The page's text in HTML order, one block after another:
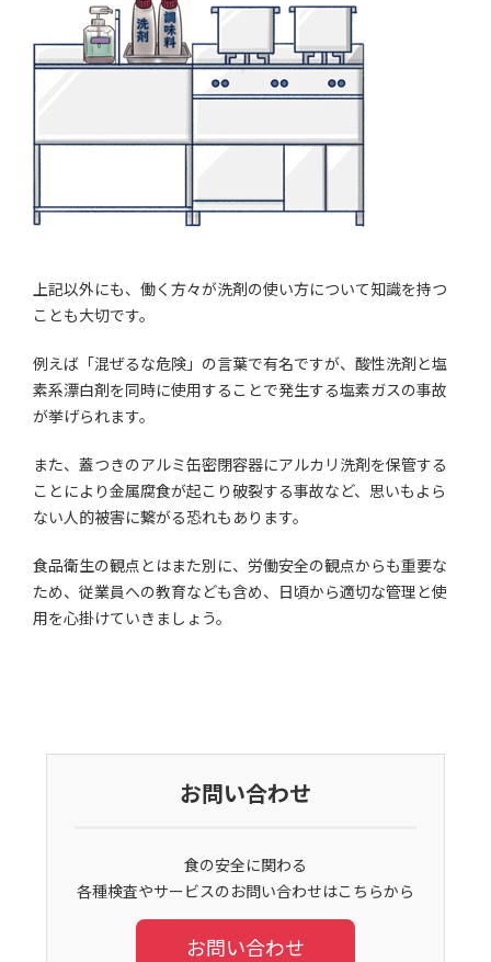
上記以外にも、働く方々が洗剤の使い方について知識を持つ
ことも大切です。
例えば「混ぜるな危険」の言葉で有名ですが、酸性洗剤と塩
素系漂白剤を同時に使用することで発生する塩素ガスの事故
が挙げられます。
また、蓋つきのアルミ缶密閉容器にアルカリ洗剤を保管する
ことにより金属腐食が起こり破裂する事故など、思いもよら
ない人的被害に繋がる恐れもあります。
食品衛生の観点とはまた別に、労働安全の観点からも重要な
ため、従業員への教育なども含め、日頃から適切な管理と使
用を心掛けていきましょう。
お問い合わせ
食の安全に関わる
各種検査やサービスのお問い合わせはこちらから
お問い合わせ